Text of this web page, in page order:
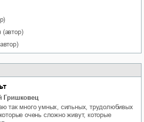
(автор)
Гришковец
так много умных, сильных, трудолюбивых
очень сложно живут, которые